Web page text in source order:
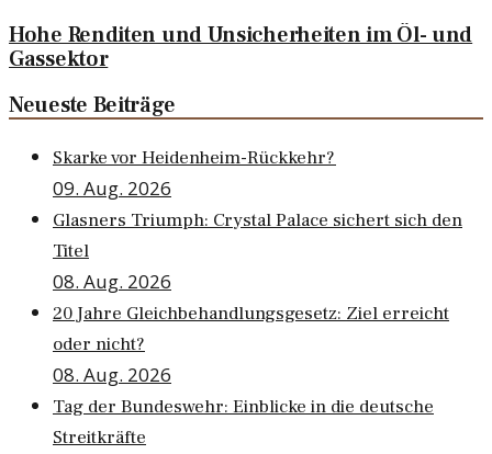
Hohe Renditen und Unsicherheiten im Öl- und
Gassektor
Neueste Beiträge
Skarke vor Heidenheim-Rückkehr?
09. Aug. 2026
Glasners Triumph: Crystal Palace sichert sich den
Titel
08. Aug. 2026
20 Jahre Gleichbehandlungsgesetz: Ziel erreicht
oder nicht?
08. Aug. 2026
Tag der Bundeswehr: Einblicke in die deutsche
Streitkräfte